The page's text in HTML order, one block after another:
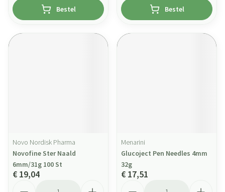
Bestel Bestel
Novo Nordisk Pharma
Novofine Ster Naald
6mm/31g 100 St
€ 19,04
Menarini
Glucoject Pen Needles 4mm
32g
€ 17,51